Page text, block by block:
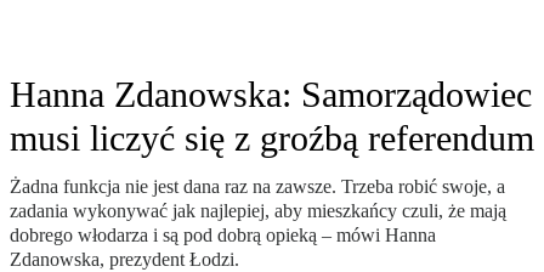
Hanna Zdanowska: Samorządowiec
musi liczyć się z groźbą referendum
Żadna funkcja nie jest dana raz na zawsze. Trzeba robić swoje, a
zadania wykonywać jak najlepiej, aby mieszkańcy czuli, że mają
dobrego włodarza i są pod dobrą opieką – mówi Hanna
Zdanowska, prezydent Łodzi.